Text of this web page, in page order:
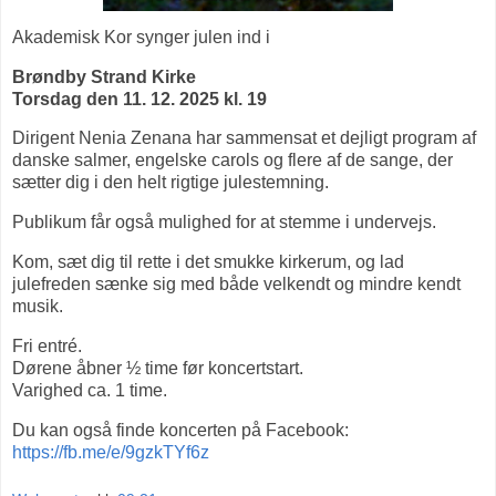
Akademisk Kor synger julen ind i
Brøndby Strand Kirke
Torsdag den 11. 12. 2025 kl. 19
Dirigent Nenia Zenana har sammensat et dejligt program af
danske salmer, engelske carols og flere af de sange, der
sætter dig i den helt rigtige julestemning.
Publikum får også mulighed for at stemme i undervejs.
Kom, sæt dig til rette i det smukke kirkerum, og lad
julefreden sænke sig med både velkendt og mindre kendt
musik.
Fri entré.
Dørene åbner ½ time før koncertstart.
Varighed ca. 1 time.
Du kan også finde koncerten på Facebook:
https://fb.me/e/9gzkTYf6z